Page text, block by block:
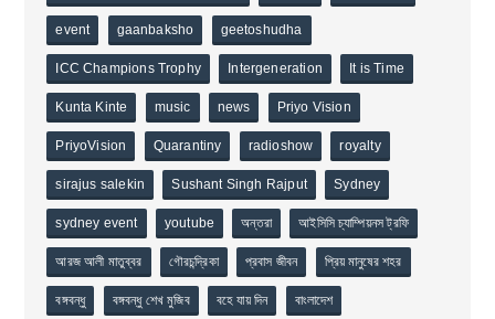
event gaanbaksho geetoshudha
ICC Champions Trophy Intergeneration It is Time
Kunta Kinte music news Priyo Vision
PriyoVision Quarantiny radioshow royalty
sirajus salekin Sushant Singh Rajput Sydney
sydney event youtube অন্তরা আইসিসি চ্যাম্পিয়নস ট্রফি
আরজ আলী মাতুব্বর গৌরচন্দ্রিকা প্রবাস জীবন প্রিয় মানুষের শহর
বঙ্গবন্ধু বঙ্গবন্ধু শেখ মুজিব বহে যায় দিন বাংলাদেশ